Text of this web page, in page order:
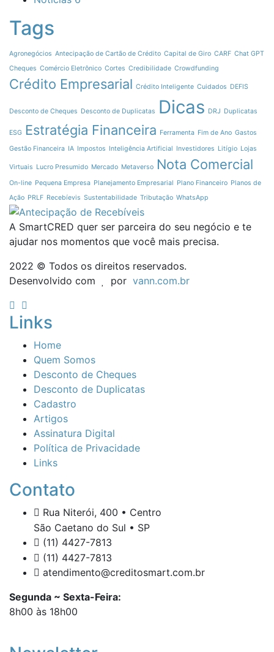
Tags
Agronegócios Antecipação de Cartão de Crédito Capital de Giro CARF Chat GPT
Cheques Comércio Eletrônico Cortes Credibilidade Crowdfunding
Crédito Empresarial Crédito Inteligente Cuidados DEFIS
Desconto de Cheques Desconto de Duplicatas Dicas DRJ Duplicatas
ESG Estratégia Financeira Ferramenta Fim de Ano Gastos
Gestão Financeira IA Impostos Inteligência Artificial Investidores Litígio Lojas
Virtuais Lucro Presumido Mercado Metaverso Nota Comercial
On-line Pequena Empresa Planejamento Empresarial Plano Financeiro Planos de
Ação PRLF Recebíevis Sustentabilidade Tributação WhatsApp
A SmartCRED quer ser parceira do seu negócio e te
ajudar nos momentos que você mais precisa.
2022 © Todos os direitos reservados.
Desenvolvido com
por vann.com.br
Links
Home
Quem Somos
Desconto de Cheques
Desconto de Duplicatas
Cadastro
Artigos
Assinatura Digital
Política de Privacidade
Links
Contato
Rua Niterói, 400 • Centro
São Caetano do Sul • SP
(11) 4427-7813
(11) 4427-7813
atendimento@creditosmart.com.br
Segunda ~ Sexta-Feira:
8h00 às 18h00